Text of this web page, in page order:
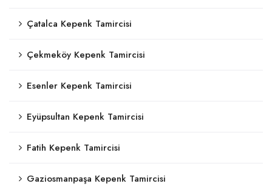
Çatalca Kepenk Tamircisi
Çekmeköy Kepenk Tamircisi
Esenler Kepenk Tamircisi
Eyüpsultan Kepenk Tamircisi
Fatih Kepenk Tamircisi
Gaziosmanpaşa Kepenk Tamircisi